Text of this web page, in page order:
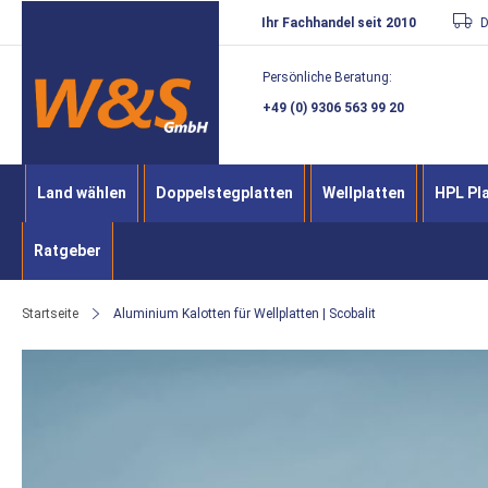
Direkt
zum
Inhalt
Ihr Fachhandel seit 2010
Persönliche Beratung:
+49 (0) 9306 563 99 20
Land wählen Doppelstegplatten Wellplatten HPL
Ratgeber
Startseite Aluminium Kalotten für Wellplatten | Scobalit